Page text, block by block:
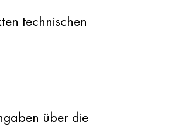
technischen
über die